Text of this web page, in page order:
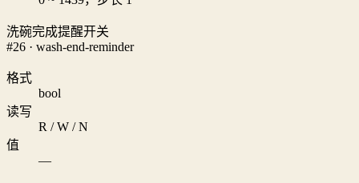
洗碗完成提醒开关
#26 · wash-end-reminder
格式
bool
读写
R / W / N
值
—